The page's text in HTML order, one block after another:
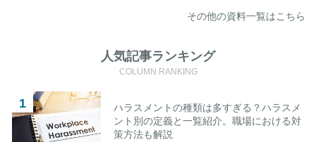
その他の資料一覧はこちら
人気記事ランキング
COLUMN RANKING
ハラスメントの種類は多すぎる？ハラスメ
ント別の定義と一覧紹介。職場における対
策方法も解説